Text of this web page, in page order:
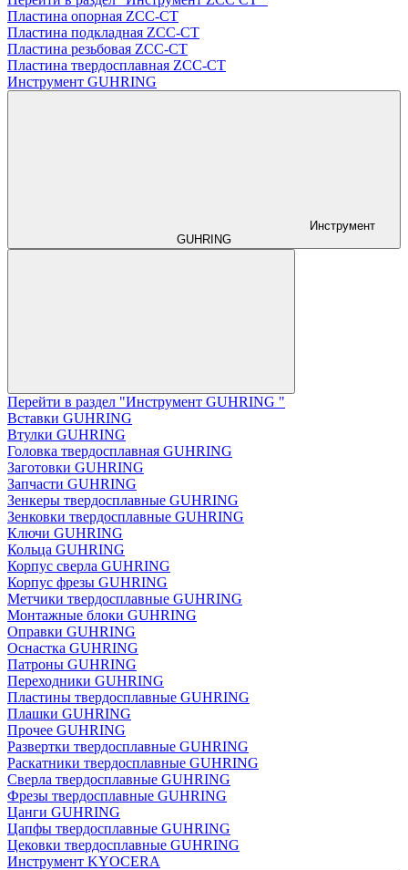
Пластина опорная ZCC-CT
Пластина подкладная ZCC-CT
Пластина резьбовая ZCC-CT
Пластина твердосплавная ZCC-CT
Инструмент GUHRING
Инструмент
GUHRING
Перейти в раздел "Инструмент GUHRING "
Вставки GUHRING
Втулки GUHRING
Головка твердосплавная GUHRING
Заготовки GUHRING
Запчасти GUHRING
Зенкеры твердосплавные GUHRING
Зенковки твердосплавные GUHRING
Ключи GUHRING
Кольца GUHRING
Корпус сверла GUHRING
Корпус фрезы GUHRING
Метчики твердосплавные GUHRING
Монтажные блоки GUHRING
Оправки GUHRING
Оснастка GUHRING
Патроны GUHRING
Переходники GUHRING
Пластины твердосплавные GUHRING
Плашки GUHRING
Прочее GUHRING
Развертки твердосплавные GUHRING
Раскатники твердосплавные GUHRING
Сверла твердосплавные GUHRING
Фрезы твердосплавные GUHRING
Цанги GUHRING
Цапфы твердосплавные GUHRING
Цековки твердосплавные GUHRING
Инструмент KYOCERA